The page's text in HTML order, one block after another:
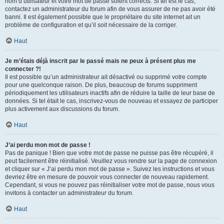
contactez un administrateur du forum afin de vous assurer de ne pas avoir été
banni. Il est également possible que le propriétaire du site internet ait un
problème de configuration et qu’il soit nécessaire de la corriger.
Haut
Je m’étais déjà inscrit par le passé mais ne peux à présent plus me
connecter ?!
Il est possible qu’un administrateur ait désactivé ou supprimé votre compte
pour une quelconque raison. De plus, beaucoup de forums suppriment
périodiquement les utilisateurs inactifs afin de réduire la taille de leur base de
données. Si tel était le cas, inscrivez-vous de nouveau et essayez de participer
plus activement aux discussions du forum.
Haut
J’ai perdu mon mot de passe !
Pas de panique ! Bien que votre mot de passe ne puisse pas être récupéré, il
peut facilement être réinitialisé. Veuillez vous rendre sur la page de connexion
et cliquer sur « J’ai perdu mon mot de passe ». Suivez les instructions et vous
devriez être en mesure de pouvoir vous connecter de nouveau rapidement.
Cependant, si vous ne pouvez pas réinitialiser votre mot de passe, nous vous
invitons à contacter un administrateur du forum.
Haut